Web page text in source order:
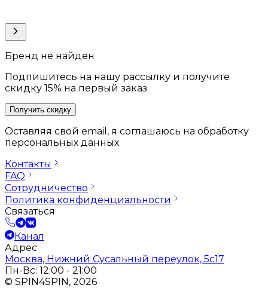
Бренд не найден
Подпишитесь на нашу рассылку и получите
скидку 15% на первый заказ
Получить скидку
Оставляя свой email, я соглашаюсь на обработку
персональных данных
Контакты
FAQ
Сотрудничество
Политика конфиденциальности
Связаться
Канал
Адрес
Москва, Нижний Сусальный переулок, 5с17
Пн-Вс: 12:00 - 21:00
© SPIN4SPIN, 2026